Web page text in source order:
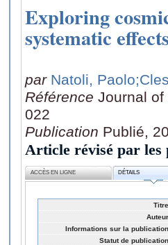
Exploring
systematic
par Natoli, Paolo
Référence Journal of
022
Publication Publié,
Article révisé par les
ACCÈS EN LIGNE DÉTAILS
Informations sur la
Statut de